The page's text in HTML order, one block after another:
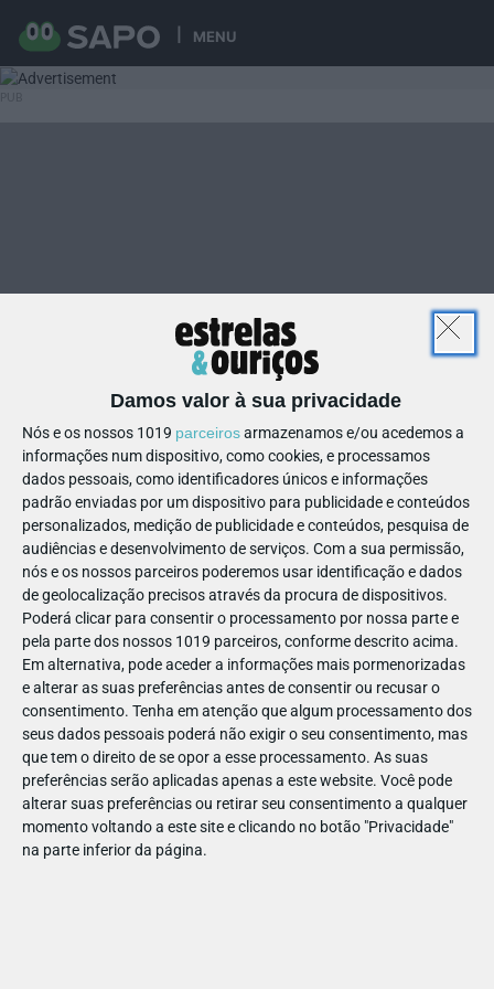
MENU
Damos valor à sua privacidade
Nós e os nossos 1019 parceirosarmazenamos e/ou acedemos a
informações num dispositivo, como cookies, e processamos
dados pessoais, como identificadores únicos e informações
padrão enviadas por um dispositivo para publicidade e conteúdos
personalizados, medição de publicidade e conteúdos, pesquisa de
audiências e desenvolvimento de serviços. Com a sua permissão,
nós e os nossos parceiros poderemos usar identificação e dados
de geolocalização precisos através da procura de dispositivos.
Poderá clicar para consentir o processamento por nossa parte e
pela parte dos nossos 1019 parceiros, conforme descrito acima.
Em alternativa, pode aceder a informações mais pormenorizadas
e alterar as suas preferências antes de consentir ou recusar o
consentimento. Tenha em atenção que algum processamento dos
seus dados pessoais poderá não exigir o seu consentimento, mas
que tem o direito de se opor a esse processamento. As suas
preferências serão aplicadas apenas a este website. Você pode
alterar suas preferências ou retirar seu consentimento a qualquer
momento voltando a este site e clicando no botão "Privacidade"
na parte inferior da página.
17
3189614636970